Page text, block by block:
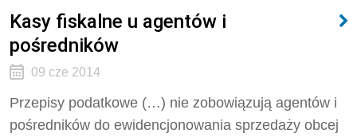
Kasy fiskalne u agentów i
pośredników
09 cze 2014
Przepisy podatkowe (…) nie zobowiązują agentów i
pośredników do ewidencjonowania sprzedaży obcej